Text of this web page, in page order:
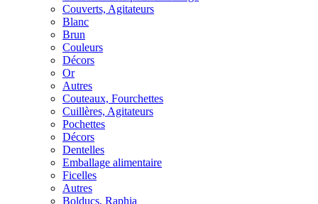
Couverts, Agitateurs
Blanc
Brun
Couleurs
Décors
Or
Autres
Couteaux, Fourchettes
Cuillères, Agitateurs
Pochettes
Décors
Dentelles
Emballage alimentaire
Ficelles
Autres
Bolducs, Raphia